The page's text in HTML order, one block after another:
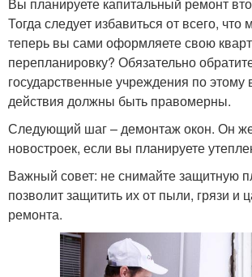
Тогда следует избавиться от всего,
теперь вы сами оформляете свою
перепланировку? Обязательно
государственные учреждения по
действия должны быть правомерны.
Следующий шаг – демонтаж окон. Он
новостроек, если вы планируете
Важный совет: не снимайте защитную
позволит защитить их от пыли, грязи и
ремонта.